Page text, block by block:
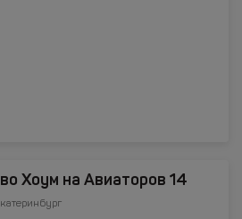
Хоум на Авиаторов 14